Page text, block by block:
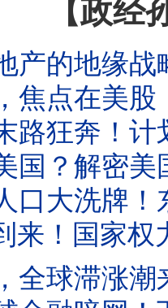
【政经
是什么？摆脱土地财政束缚
美股已成中美金融核心
经济彻底搞死香港，
美国“贵族政治”的
国家深受城市化之害，引入
落，科技公司成为新的
来了！各国命运大不